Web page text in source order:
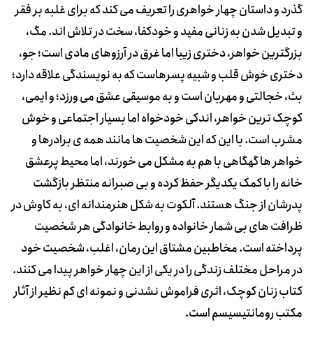
گذرد و داستان چهار خواهری را تعریف می کند که برای غلبه بر فقر
و تبدیل شدن به زنانی مفید و خودکفا، سخت در تلاش اند. مگ،
بزرگترین خواهر، دختری زیبا اما غرق در آرزوهای مادی است؛ جو،
دختری خوش قلب و شبیه پسرهاست که به نویسندگی علاقه دارد؛
بث، خجالتی و مهربان است و به موسیقی عشق می ورزد؛ و ایمی،
کوچک ترین خواهر، اندکی خودخواه اما بسیار اجتماعی و خوش
مشرب است. با این که این شخصیت ها مانند همه ی برادرها و
خواهر ها گهگاهی با هم به مشکل می خورند، اما محیط پرعشق
خانه را با کمک یکدیگر حفظ کرده و بی صبرانه منتظر بازگشت
پدرشان از جنگ هستند. آلکوت به شکل هنرمندانه ای، به کاوش در
ظرافت های بی شمار خانواده و روابط خانوادگی هر شخصیت
پرداخته است. مخاطبین مشتاق این رمان، اغلب، شخصیت خود
در مراحل مختلف زندگی را در یکی از این چهار خواهر پیدا می کنند.
کتاب زنان کوچک، اثری فراموش نشدنی و نمونه ای کم نظیر از آثار
مکتب رومانتیسیسم است.